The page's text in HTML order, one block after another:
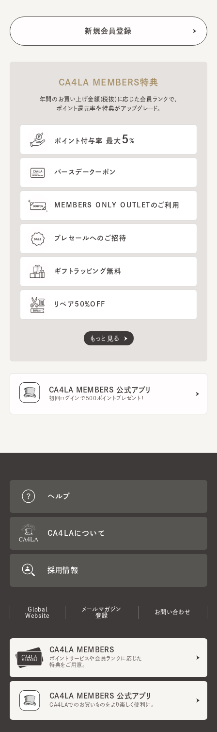
CA4LA MEMBERS特典
年間のお買い上げ金額(税抜)に応じた会員ランクで、
ポイント還元率や特典がアップグレード。
ポイント付与率 最大 5%
バースデークーポン
MEMBERS ONLY OUTLETのご利用
プレセールへのご招待
ギフトラッピング無料
リペア50％OFF
もっと見る
CA4LA MEMBERS 公式アプリ
初回ログインで500ポイントプレゼント！
ヘルプ
CA4LAについて
採用情報
Global
Website
メールマガジン
登録
お問い合わせ
CA4LA MEMBERS
ポイントサービスや会員ランクに応じた
特典をご用意。
CA4LA MEMBERS 公式アプリ
CA4LAでのお買いものをより楽しく便利に。